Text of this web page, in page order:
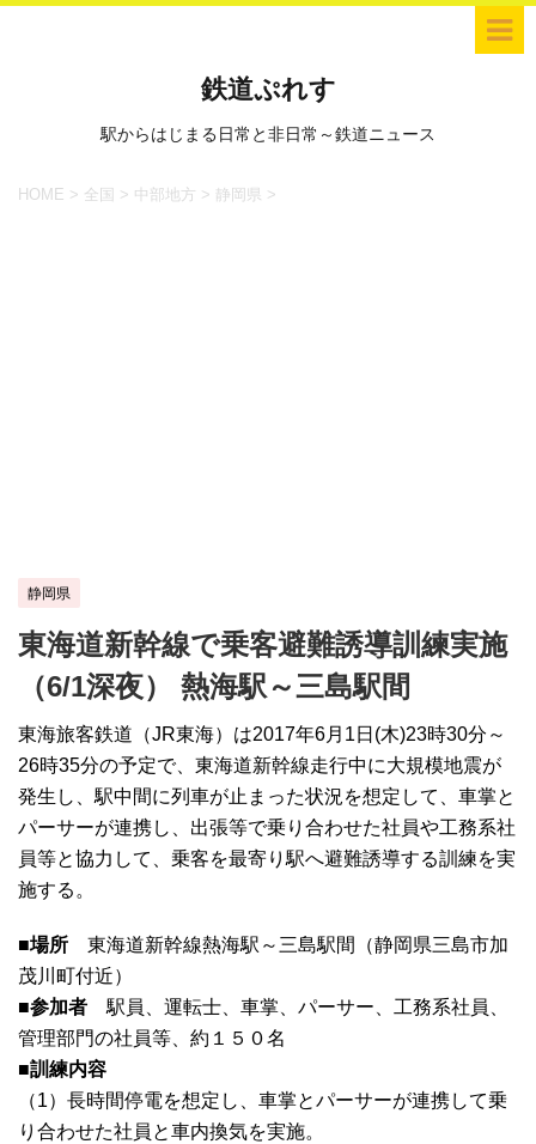
鉄道ぷれす
駅からはじまる日常と非日常～鉄道ニュース
HOME > 全国 > 中部地方 > 静岡県 >
静岡県
東海道新幹線で乗客避難誘導訓練実施
（6/1深夜） 熱海駅～三島駅間
東海旅客鉄道（JR東海）は2017年6月1日(木)23時30分～
26時35分の予定で、東海道新幹線走行中に大規模地震が
発生し、駅中間に列車が止まった状況を想定して、車掌と
パーサーが連携し、出張等で乗り合わせた社員や工務系社
員等と協力して、乗客を最寄り駅へ避難誘導する訓練を実
施する。
■場所 東海道新幹線熱海駅～三島駅間（静岡県三島市加
茂川町付近）
■参加者 駅員、運転士、車掌、パーサー、工務系社員、
管理部門の社員等、約１５０名
■訓練内容
（1）長時間停電を想定し、車掌とパーサーが連携して乗
り合わせた社員と車内換気を実施。